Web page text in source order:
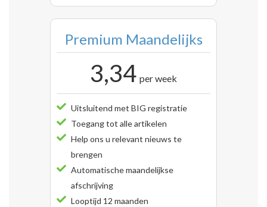
Premium Maandelijks
3,34 per week
Uitsluitend met BIG registratie
Toegang tot alle artikelen
Help ons u relevant nieuws te
brengen
Automatische maandelijkse
afschrijving
Looptijd 12 maanden